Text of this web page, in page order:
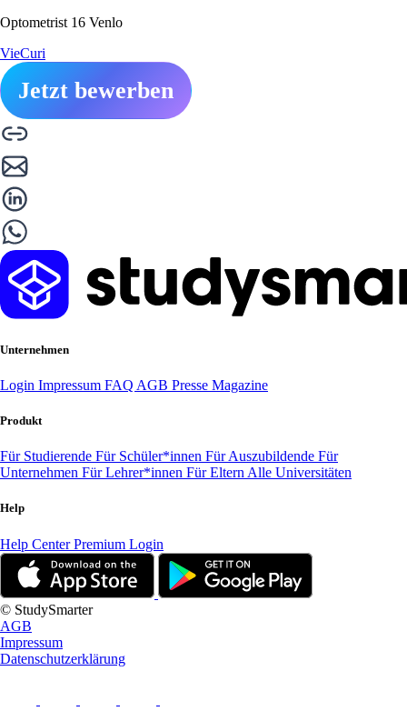
Optometrist 16 Venlo
VieCuri
Jetzt bewerben
Unternehmen
Login Impressum FAQ AGB Presse Magazine
Produkt
Für Studierende Für Schüler*innen Für Auszubildende Für
Unternehmen Für Lehrer*innen Für Eltern Alle Universitäten
Help
Help CenterPremium Login
© StudySmarter
AGB
Impressum
Datenschutzerklärung